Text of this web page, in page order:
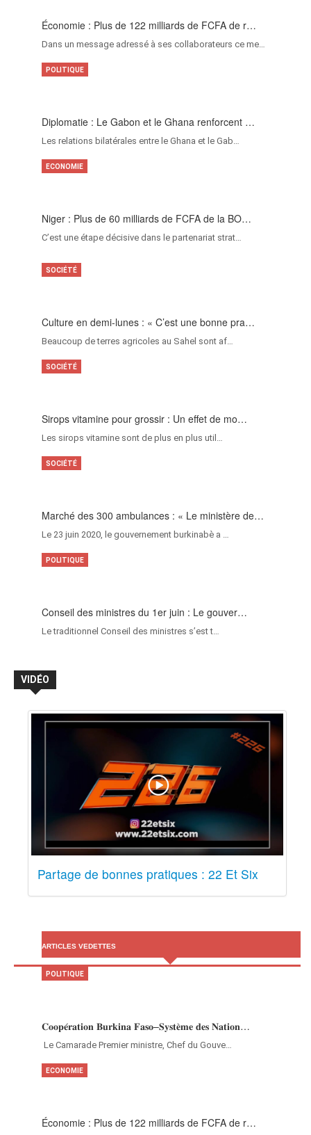
Économie : Plus de 122 milliards de FCFA de r…
Dans un message adressé à ses collaborateurs ce me…
Diplomatie : Le Gabon et le Ghana renforcent …
Les relations bilatérales entre le Ghana et le Gab…
POLITIQUE
Niger : Plus de 60 milliards de FCFA de la BO…
C’est une étape décisive dans le partenariat strat…
ECONOMIE
Culture en demi-lunes : « C’est une bonne pra…
Beaucoup de terres agricoles au Sahel sont af…
SOCIÉTÉ
Sirops vitamine pour grossir : Un effet de mo…
Les sirops vitamine sont de plus en plus util…
SOCIÉTÉ
Marché des 300 ambulances : « Le ministère de…
Le 23 juin 2020, le gouvernement burkinabè a …
SOCIÉTÉ
Conseil des ministres du 1er juin : Le gouver…
Le traditionnel Conseil des ministres s’est t…
POLITIQUE
VIDÉO
Partage de bonnes pratiques : 22 Et Six
ARTICLES VEDETTES
𝐂𝐨𝐨𝐩𝐞́𝐫𝐚𝐭𝐢𝐨𝐧 𝐁𝐮𝐫𝐤𝐢𝐧𝐚 𝐅𝐚𝐬𝐨–𝐒𝐲𝐬𝐭𝐞̀𝐦𝐞 𝐝𝐞𝐬 𝐍𝐚𝐭𝐢𝐨𝐧…
‎Le Camarade Premier ministre, Chef du Gouve…
POLITIQUE
Économie : Plus de 122 milliards de FCFA de r…
ECONOMIE